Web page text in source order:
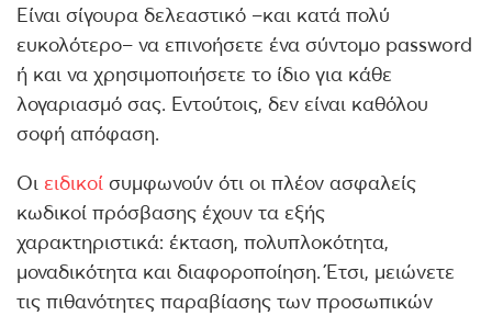
Είναι σίγουρα δελεαστικό –και κατά πολύ
ευκολότερο– να επινοήσετε ένα σύντομο password
ή και να χρησιμοποιήσετε το ίδιο για κάθε
λογαριασμό σας. Εντούτοις, δεν είναι καθόλου
σοφή απόφαση.
Οι ειδικοί συμφωνούν ότι οι πλέον ασφαλείς
κωδικοί πρόσβασης έχουν τα εξής
χαρακτηριστικά: έκταση, πολυπλοκότητα,
μοναδικότητα και διαφοροποίηση. Έτσι, μειώνετε
τις πιθανότητες παραβίασης των προσωπικών